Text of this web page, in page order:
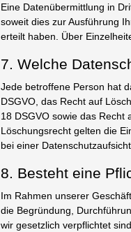
Eine Datenübermittlung in
soweit dies zur Ausführung
erteilt haben. Über
7. Welche
Jede betroffene Person hat
DSGVO, das Recht auf
18 DSGVO sowie das Recht
Löschungsrecht gelten die
bei einer
8. Besteht eine
Im Rahmen unserer
die Begründung,
wir gesetzlich verpflichtet